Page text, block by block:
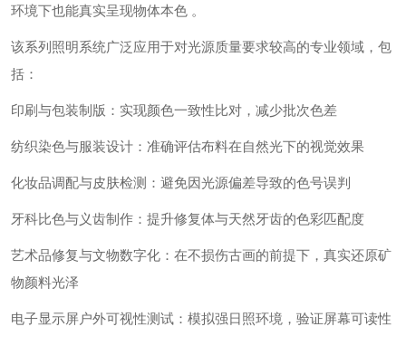
环境下也能真实呈现物体本色 。
该系列照明系统广泛应用于对光源质量要求较高的专业领域，包
括：
‌印刷与包装制版‌：实现颜色一致性比对，减少批次色差
‌纺织染色与服装设计‌：准确评估布料在自然光下的视觉效果
‌化妆品调配与皮肤检测‌：避免因光源偏差导致的色号误判
‌牙科比色与义齿制作‌：提升修复体与天然牙齿的色彩匹配度
‌艺术品修复与文物数字化‌：在不损伤古画的前提下，真实还原矿
物颜料光泽
‌电子显示屏户外可视性测试‌：模拟强日照环境，验证屏幕可读性